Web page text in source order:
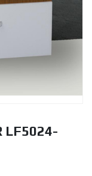
LF5024-